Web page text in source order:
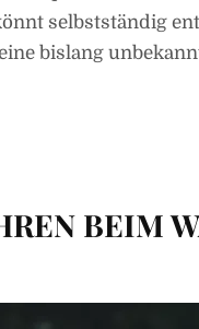
selbstständig
bislang
BEIM